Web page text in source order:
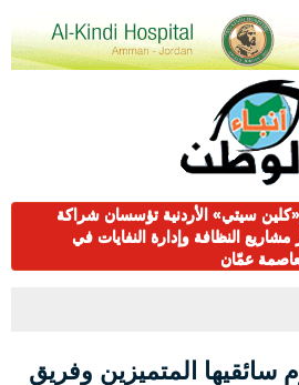
سيتي» الأردنية تؤسسان شراكة
مشاريع النظافة وإدارة النفايات في
عمّان
سائقيها المتميزين وفريق